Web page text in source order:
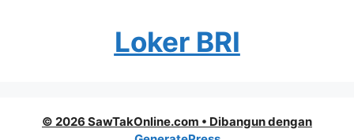
Loker BRI
© 2026 SawTakOnline.com • Dibangun dengan